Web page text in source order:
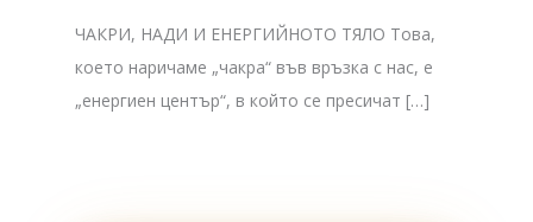
ЧАКРИ, НАДИ И ЕНЕРГИЙНОТО ТЯЛО Това,
което наричаме „чакра“ във връзка с нас, е
„енергиен център“, в който се пресичат […]